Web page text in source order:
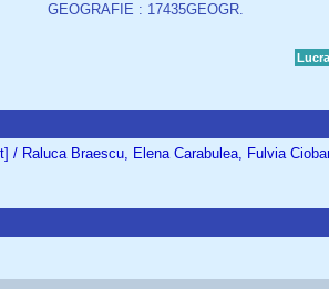
GEOGRAFIE : 17435GEOGR.
/ Raluca Braescu, Elena Carabulea, Fulvia